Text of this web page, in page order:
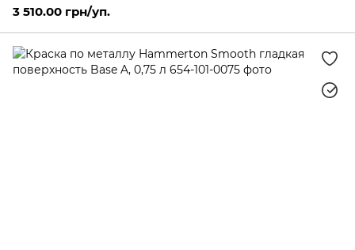
3 510.00 грн/уп.